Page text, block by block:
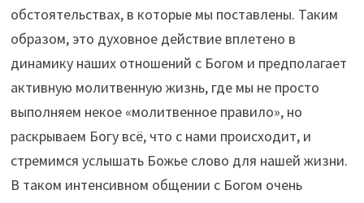
обстоятельствах, в которые мы поставлены. Таким
образом, это духовное действие вплетено в
динамику наших отношений с Богом и предполагает
активную молитвенную жизнь, где мы не просто
выполняем некое «молитвенное правило», но
раскрываем Богу всё, что с нами происходит, и
стремимся услышать Божье слово для нашей жизни.
В таком интенсивном общении с Богом очень